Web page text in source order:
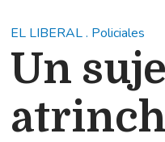
EL LIBERAL. Policiales
Un